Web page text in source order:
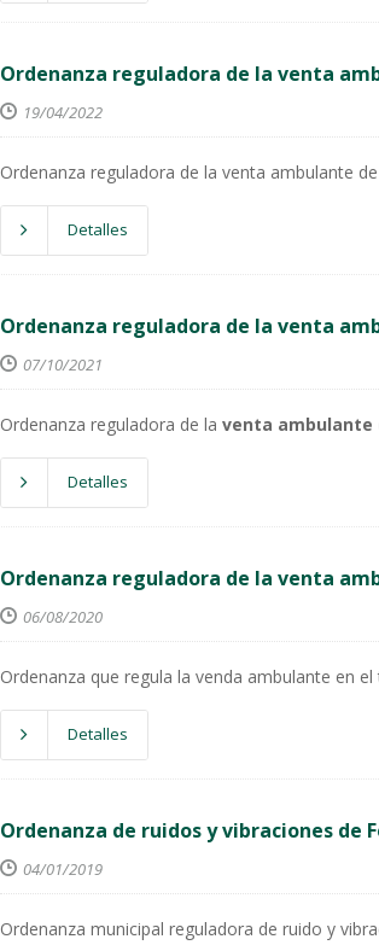
Ordenanza reguladora de la venta
19/04/2022
Ordenanza reguladora de la venta ambulante de
Detalles
Ordenanza reguladora de la venta
07/10/2021
Ordenanza reguladora de la venta ambulante
Detalles
Ordenanza reguladora de la venta
06/08/2020
Ordenanza que regula la venda ambulante en
Detalles
Ordenanza de ruidos y vibraciones de
04/01/2019
Ordenanza municipal reguladora de ruido y